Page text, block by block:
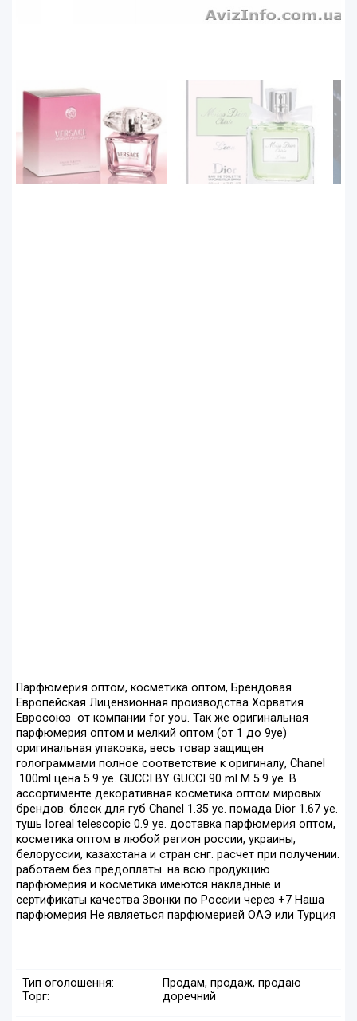
Парфюмерия оптом, косметика оптом, Брендовая
Европейская Лицензионная производства Хорватия
Евросоюз от компании for you. Так же оригинальная
парфюмерия оптом и мелкий оптом (от 1 до 9уе)
оригинальная упаковка, весь товар защищен
голограммами полное соответствие к оригиналу, Chanel
100ml цена 5.9 уе. GUCCI BY GUCCI 90 ml M 5.9 уе. В
ассортименте декоративная косметика оптом мировых
брендов. блеск для губ Chanel 1.35 уе. помада Dior 1.67 уе.
тушь loreal telescopic 0.9 уе. доставка парфюмерия оптом,
косметика оптом в любой регион россии, украины,
белоруссии, казахстана и стран снг. расчет при получении.
работаем без предоплаты. на всю продукцию
парфюмерия и косметика имеются накладные и
сертификаты качества Звонки по России через +7 Наша
парфюмерия Не являеться парфюмерией ОАЭ или Турция
Тип оголошення:
Продам, продаж, продаю
Торг:
доречний